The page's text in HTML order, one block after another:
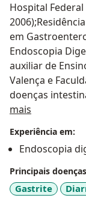
Hospital
em
Endoscopia
auxiliar de
Valença e
doenças
CAMI UFRJ
da Semana do
prescritora e
Gastren Rio e
Santa Casa do
mais
Experiência em:
Endoscopia
Principais
Gastrite